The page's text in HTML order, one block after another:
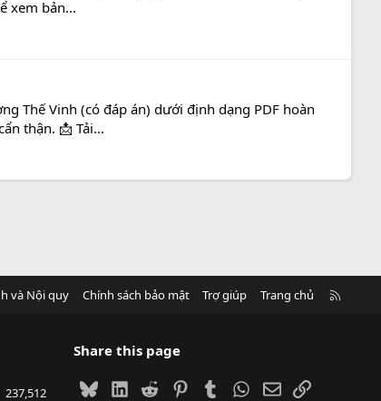
xem bản...
Thế Vinh (có đáp án) dưới định dạng PDF hoàn
thận. 📩 Tải...
và Nội quy Chính sách bảo mật Trợ giúp Trang chủ
237,512
Share this page
BlueskyLinkedIn
Reddit PinterestTumblrWhatsApp
EmailLink